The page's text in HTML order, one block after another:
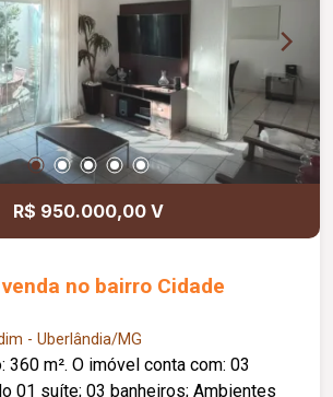
R$ 950.000,00 V
no bairro Cidade
- Uberlândia/MG
01 suíte; 03 banheiros; Ambientes